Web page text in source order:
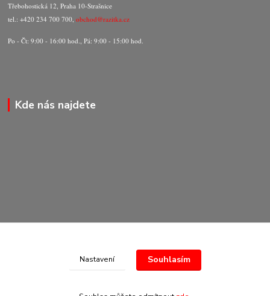
Třebohostická 12, Praha 10-Strašnice
tel.: +420 234 700 700,obchod@razitka.cz
Po - Čt: 9:00 - 16:00 hod., Pá: 9:00 - 15:00 hod.
Kde nás najdete
© Copyright 2020-2026 Marking Center CZ a.s.
Nastavení Souhlasím